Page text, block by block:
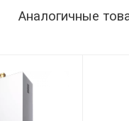
Аналогичные